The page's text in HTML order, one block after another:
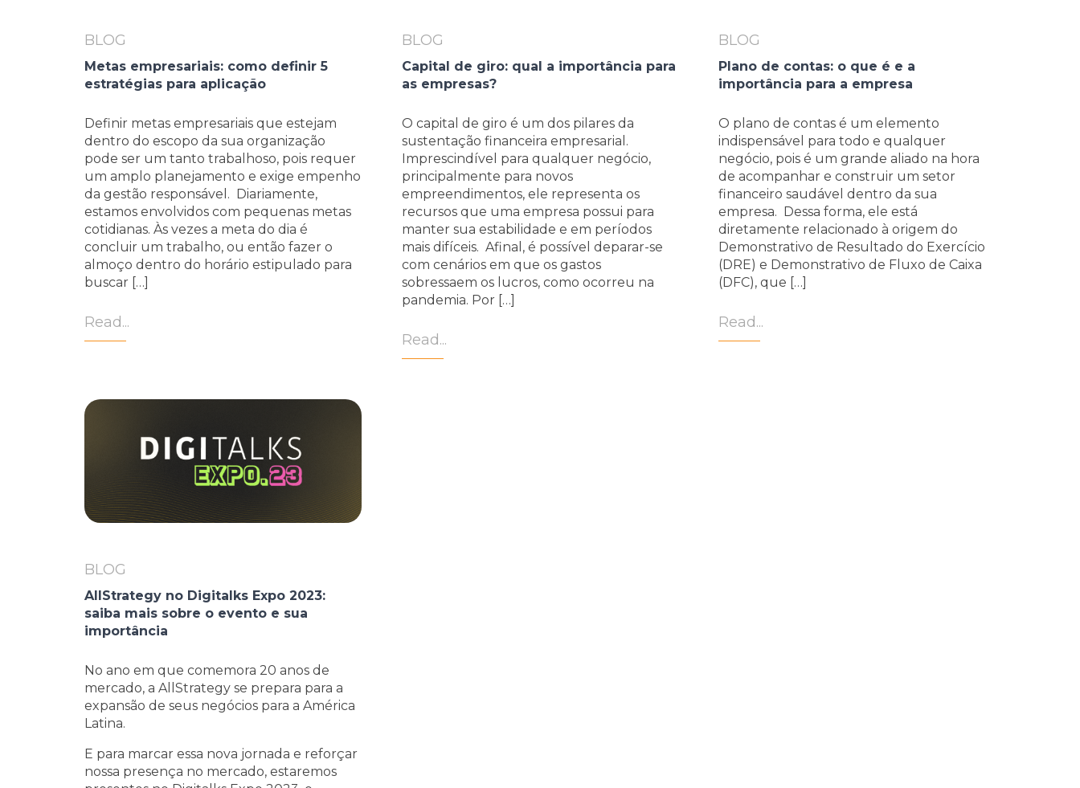
BLOG
Metas empresariais: como definir 5
estratégias para aplicação
Definir metas empresariais que estejam
dentro do escopo da sua organização
pode ser um tanto trabalhoso, pois requer
um amplo planejamento e exige empenho
da gestão responsável. Diariamente,
estamos envolvidos com pequenas metas
cotidianas. Às vezes a meta do dia é
concluir um trabalho, ou então fazer o
almoço dentro do horário estipulado para
buscar […]
Read...
BLOG
Capital de giro: qual a importância para
as empresas?
O capital de giro é um dos pilares da
sustentação financeira empresarial.
Imprescindível para qualquer negócio,
principalmente para novos
empreendimentos, ele representa os
recursos que uma empresa possui para
manter sua estabilidade e em períodos
mais difíceis. Afinal, é possível deparar-se
com cenários em que os gastos
sobressaem os lucros, como ocorreu na
pandemia. Por […]
Read...
BLOG
Plano de contas: o que é e a
importância para a empresa
O plano de contas é um elemento
indispensável para todo e qualquer
negócio, pois é um grande aliado na hora
de acompanhar e construir um setor
financeiro saudável dentro da sua
empresa. Dessa forma, ele está
diretamente relacionado à origem do
Demonstrativo de Resultado do Exercício
(DRE) e Demonstrativo de Fluxo de Caixa
(DFC), que […]
Read...
BLOG
AllStrategy no Digitalks Expo 2023:
saiba mais sobre o evento e sua
importância
No ano em que comemora 20 anos de
mercado, a AllStrategy se prepara para a
expansão de seus negócios para a América
Latina.
E para marcar essa nova jornada e reforçar
nossa presença no mercado, estaremos